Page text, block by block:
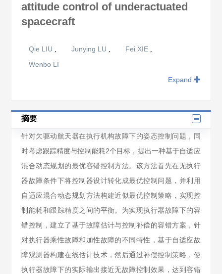
attitude control of underactuated
spacecraft
Qie LIU , Junying LU , Fei XIE ,
Wenbo LI
Expand
摘要
针对欠驱动航天器在执行机构故障下的姿态控制问题，同
时考虑跟踪精度与控制能耗2个目标，提出一种基于自适应
混合动态规划的最优容错控制方法。该方法首先在无执行
器故障条件下将控制器设计转化成最优控制问题，并利用
自适应混合动态规划方法构建近似最优控制策略，实现控
制能耗和跟踪精度之间的平衡。为实现执行器故障下的容
错控制，建立了基于故障估计与控制补偿的容错方案，针
对执行器乘性故障和加性故障的不同特性，基于自适应故
障观测器构建在线估计技术，然后通过补偿控制策略，使
执行器故障下的实际输出接近无故障控制效果，达到容错